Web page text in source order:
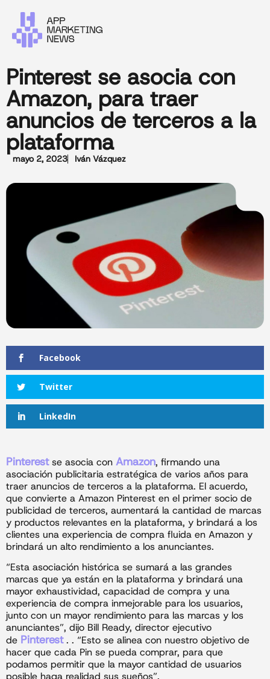
Pinterest se asocia con
Amazon, para traer
anuncios de terceros a la
plataforma
mayo 2, 2023 Iván Vázquez
Facebook
Twitter
LinkedIn
Pinterestse asocia con Amazon, firmando una
asociación publicitaria estratégica de varios años para
traer anuncios de terceros a la plataforma. El acuerdo,
que convierte a Amazon Pinterest en el primer socio de
publicidad de terceros, aumentará la cantidad de marcas
y productos relevantes en la plataforma, y ​​brindará a los
clientes una experiencia de compra fluida en Amazon y
brindará un alto rendimiento a los anunciantes.
“Esta asociación histórica se sumará a las grandes
marcas que ya están en la plataforma y brindará una
mayor exhaustividad, capacidad de compra y una
experiencia de compra inmejorable para los usuarios,
junto con un mayor rendimiento para las marcas y los
anunciantes”, dijo Bill Ready, director ejecutivo
de Pinterest. . “Esto se alinea con nuestro objetivo de
hacer que cada Pin se pueda comprar, para que
podamos permitir que la mayor cantidad de usuarios